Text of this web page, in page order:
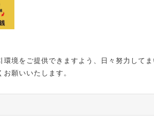
境をご提供できますよう、日々努力してま
願いいたします。